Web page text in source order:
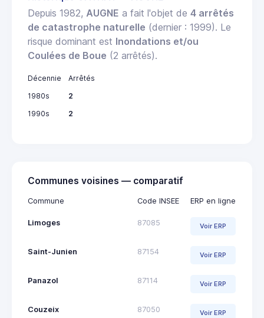
Depuis 1982, AUGNE a fait l'objet de 4 arrêtés
de catastrophe naturelle (dernier : 1999). Le
risque dominant est Inondations et/ou
Coulées de Boue (2 arrêtés).
Décennie
Arrêtés
1980s
2
1990s
2
Communes voisines — comparatif
Commune Code INSEE ERP en ligne
Limoges 87085 Voir ERP
Saint-Junien 87154 Voir ERP
Panazol 87114 Voir ERP
Couzeix 87050 Voir ERP